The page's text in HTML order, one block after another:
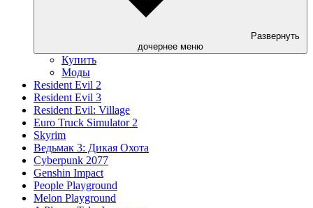
Развернуть
дочернее меню
Купить
Моды
Resident Evil 2
Resident Evil 3
Resident Evil: Village
Euro Truck Simulator 2
Skyrim
Ведьмак 3: Дикая Охота
Cyberpunk 2077
Genshin Impact
People Playground
Melon Playground